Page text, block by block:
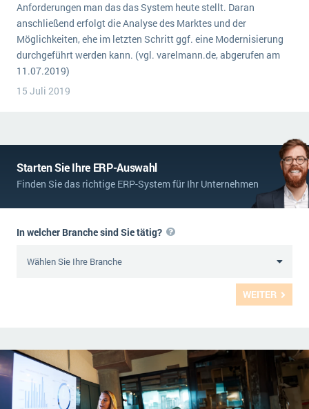
Anforderungen man das das System heute stellt. Daran
anschließend erfolgt die Analyse des Marktes und der
Möglichkeiten, ehe im letzten Schritt ggf. eine Modernisierung
durchgeführt werden kann. (vgl. varelmann.de, abgerufen am
11.07.2019)
15 Juli 2019
Starten Sie Ihre ERP-Auswahl
Finden Sie das richtige ERP-System für Ihr Unternehmen
WEITER
In welcher Branche sind Sie tätig?